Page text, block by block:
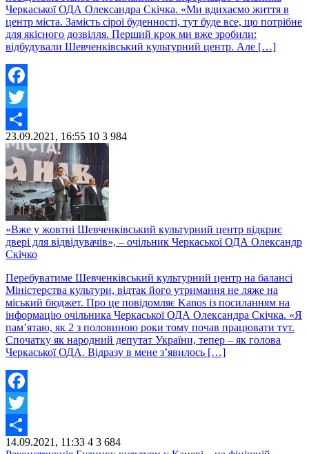
Черкаської ОДА Олександра Скічка. «Ми вдихаємо життя в
центр міста. Замість сірої буденності, тут буде все, що потрібне
для якісного дозвілля. Перший крок ми вже зробили:
відбудували Шевченківський культурний центр. Але […]
Facebook
Twitter
Share
23.09.2021, 16:55 10 3 984
«Вже у жовтні Шевченківський культурний центр відкриє
двері для відвідувачів», – очільник Черкаської ОДА Олександр
Скічко
Перебуватиме Шевченківський культурний центр на балансі
Міністерства культури, відтак його утримання не ляже на
міський бюджет. Про це повідомляє Kanos із посиланням на
інформацію очільника Черкаської ОДА Олександра Скічка. «Я
пам’ятаю, як 2 з половиною роки тому почав працювати тут.
Спочатку як народний депутат України, тепер – як голова
Черкаської ОДА. Відразу в мене з’явилось […]
Facebook
Twitter
Share
14.09.2021, 11:33 4 3 684